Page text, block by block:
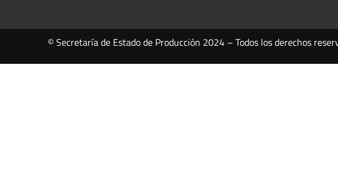
© Secretaría de Estado de Producción 2024 – Todos los derechos